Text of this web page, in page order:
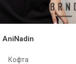
AniNadin
Кофта